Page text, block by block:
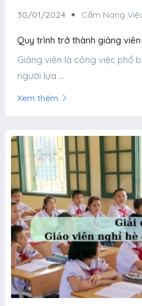
30/01/2024 Cẩm Nang
Quy trình trở thành giảng
Giảng viên là công việc phổ
người lựa ...
Xem thêm